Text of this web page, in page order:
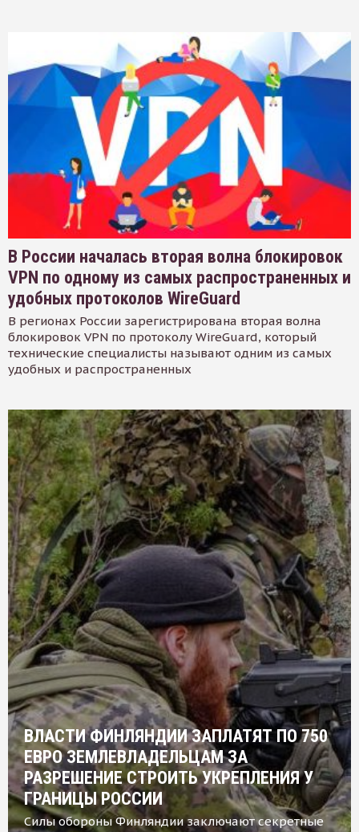
В России началась вторая волна блокировок
VPN по одному из самых распространенных и
удобных протоколов WireGuard
В регионах России зарегистрирована вторая волна
блокировок VPN по протоколу WireGuard, который
технические специалисты называют одним из самых
удобных и распространенных
ВЛАСТИ ФИНЛЯНДИИ ЗАПЛАТЯТ ПО 750
ЕВРО ЗЕМЛЕВЛАДЕЛЬЦАМ ЗА
РАЗРЕШЕНИЕ СТРОИТЬ УКРЕПЛЕНИЯ У
ГРАНИЦЫ РОССИИ
Силы обороны Финляндии заключают секретные